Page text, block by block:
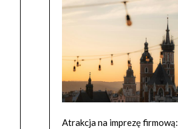
Atrakcja na imprezę